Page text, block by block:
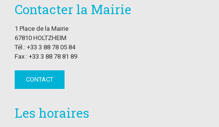
Contacter la Mairie
1 Place de la Mairie
67810 HOLTZHEIM
Tél.: +33 3 88 78 05 84
Fax : +33 3 88 78 81 89
CONTACT
Les horaires